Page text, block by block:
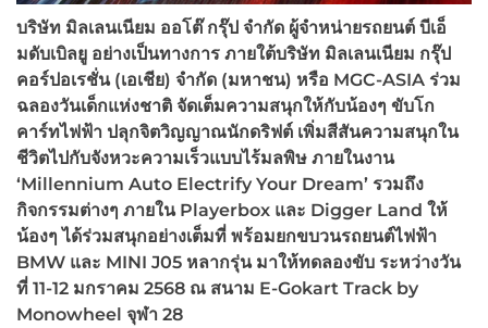
บริษัท มิลเลนเนียม ออโต๊ กรุ๊ป จำกัด ผู้จำหน่ายรถยนต์ บีเอ็
มดับเบิลยู อย่างเป็นทางการ ภายใต้บริษัท มิลเลนเนียม กรุ๊ป
คอร์ปอเรชั่น (เอเชีย) จำกัด (มหาชน) หรือ MGC-ASIA ร่วม
ฉลองวันเด็กแห่งชาติ จัดเต็มความสนุกให้กับน้องๆ ขับโก
คาร์ทไฟฟ้า ปลุกจิตวิญญาณนักดริฟต์ เพิ่มสีสันความสนุกใน
ชีวิตไปกับจังหวะความเร็วแบบไร้มลพิษ ภายในงาน
‘Millennium Auto Electrify Your Dream’ รวมถึง
กิจกรรมต่างๆ ภายใน Playerbox และ Digger Land ให้
น้องๆ ได้ร่วมสนุกอย่างเต็มที่ พร้อมยกขบวนรถยนต์ไฟฟ้า
BMW และ MINI J05 หลากรุ่น มาให้ทดลองขับ ระหว่างวัน
ที่ 11-12 มกราคม 2568 ณ สนาม E-Gokart Track by
Monowheel จุฬา 28